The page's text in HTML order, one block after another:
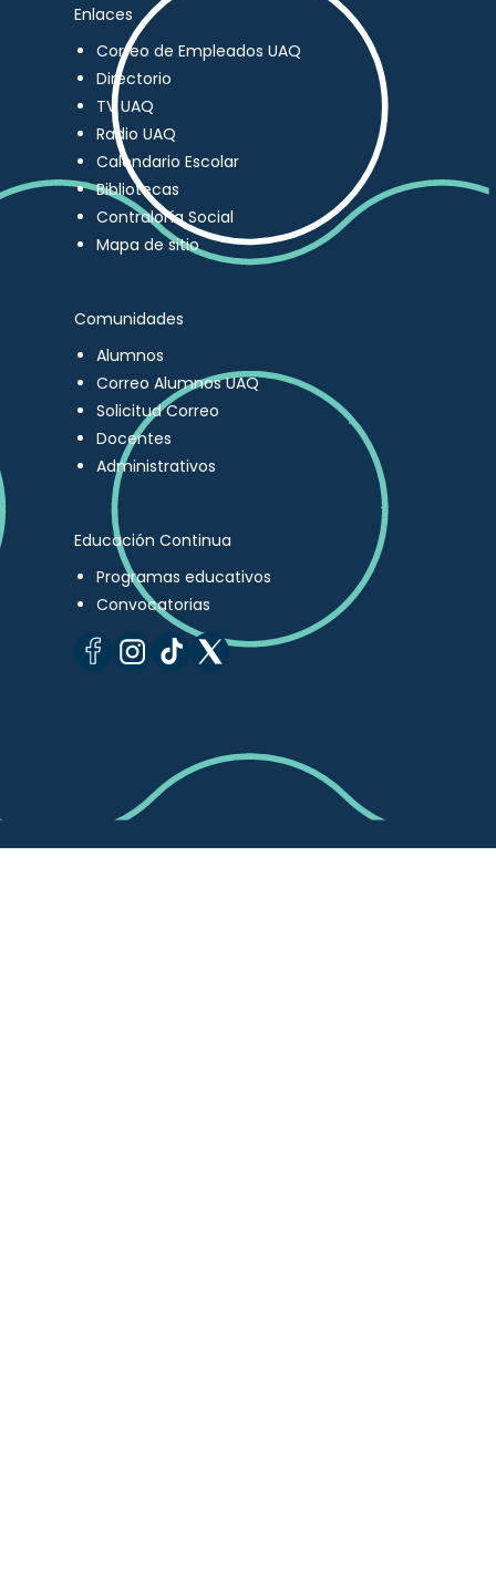
Enlaces
Correo de Empleados UAQ
Directorio
TV UAQ
Radio UAQ
Calendario Escolar
Bibliotecas
Contraloría Social
Mapa de sitio
Comunidades
Alumnos
Correo Alumnos UAQ
Solicitud Correo
Docentes
Administrativos
Educación Continua
Programas educativos
Convocatorias